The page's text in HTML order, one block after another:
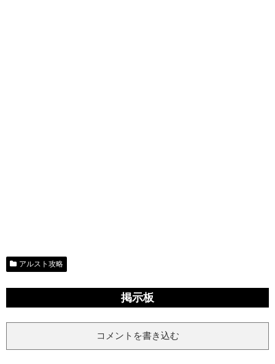
アルスト攻略
掲示板
コメントを書き込む